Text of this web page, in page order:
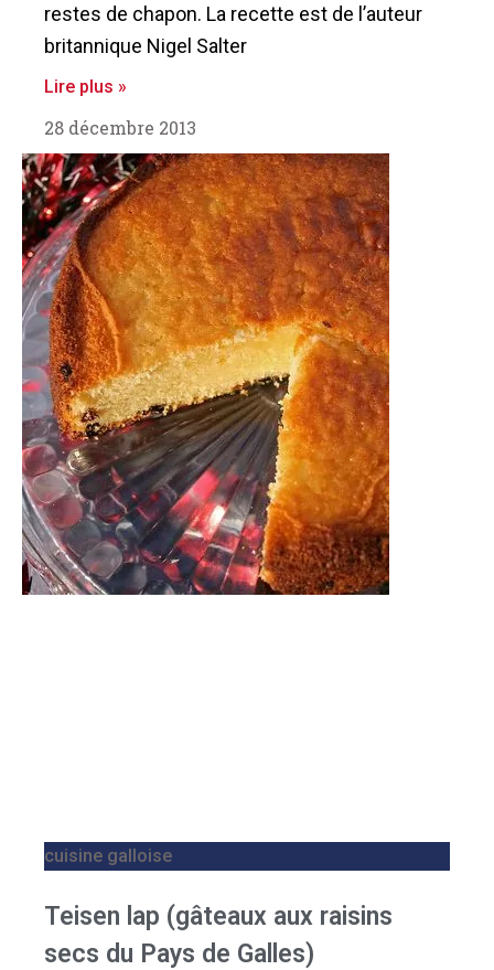
restes de chapon. La recette est de l’auteur
britannique Nigel Salter
Lire plus »
28 décembre 2013
cuisine galloise
Teisen lap (gâteaux aux raisins
secs du Pays de Galles)